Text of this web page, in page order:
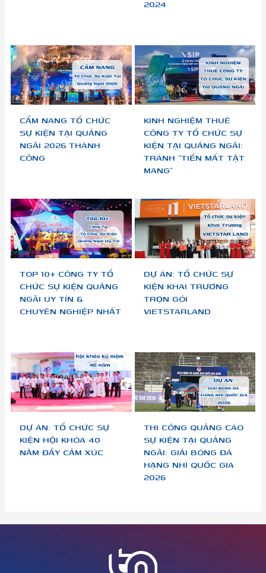
2024
CẨM NANG TỔ CHỨC
SỰ KIỆN TẠI QUẢNG
NGÃI 2026 THÀNH
CÔNG
KINH NGHIỆM THUÊ
CÔNG TY TỔ CHỨC SỰ
KIỆN TẠI QUẢNG NGÃI:
TRÁNH “TIỀN MẤT TẬT
MANG”
TOP 10+ CÔNG TY TỔ
CHỨC SỰ KIỆN QUẢNG
NGÃI UY TÍN &
CHUYÊN NGHIỆP NHẤT
DỰ ÁN: TỔ CHỨC SỰ
KIỆN KHAI TRƯƠNG
TRỌN GÓI
VIETSTARLAND
DỰ ÁN: TỔ CHỨC SỰ
KIỆN HỘI KHÓA 40
NĂM ĐẦY CẢM XÚC
THI CÔNG QUẢNG CÁO
SỰ KIỆN TẠI QUẢNG
NGÃI: GIẢI BÓNG ĐÁ
HẠNG NHÌ QUỐC GIA
2026